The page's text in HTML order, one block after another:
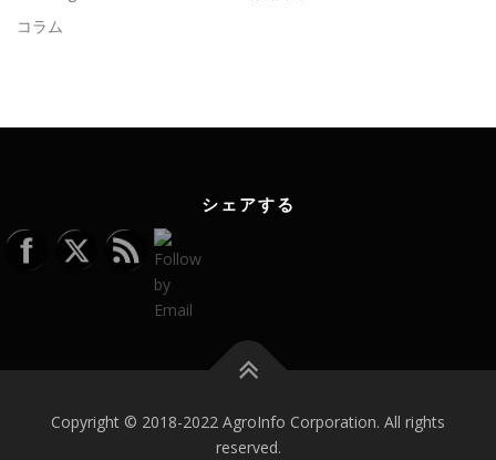
コラム
シェアする
Copyright © 2018-2022 AgroInfo Corporation. All rights
reserved.